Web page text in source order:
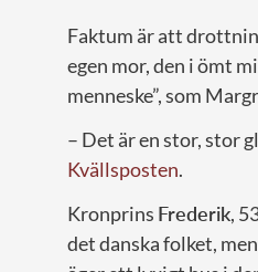
Faktum är att
egen mor, den i ömt
menneske”, som
– Det är en stor, stor
Kvällsposten.
Kronprins Frederik,
det danska folket,